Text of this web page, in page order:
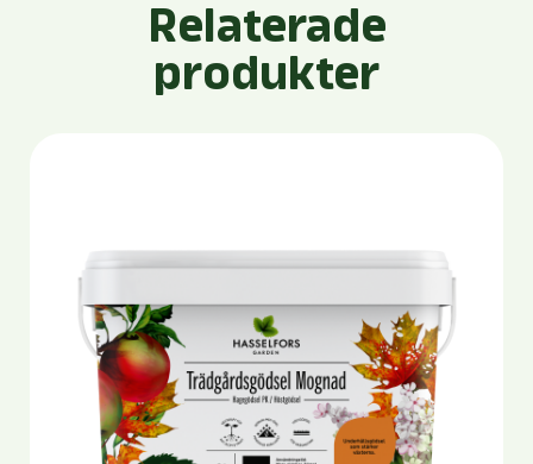
Relaterade
produkter